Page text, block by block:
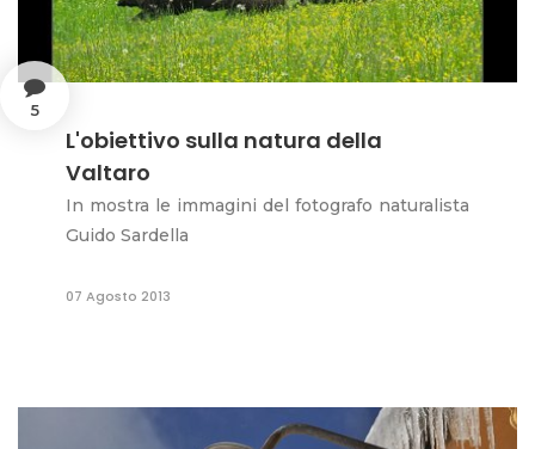
5
L'obiettivo sulla natura della
Valtaro
In mostra le immagini del fotografo naturalista
Guido Sardella
07 Agosto 2013